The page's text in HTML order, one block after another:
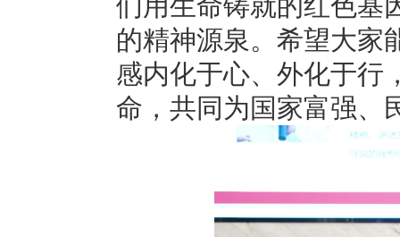
们用生命铸就的红色基
的精神源泉。希望大家
感内化于心、外化于行
命，共同为国家富强、